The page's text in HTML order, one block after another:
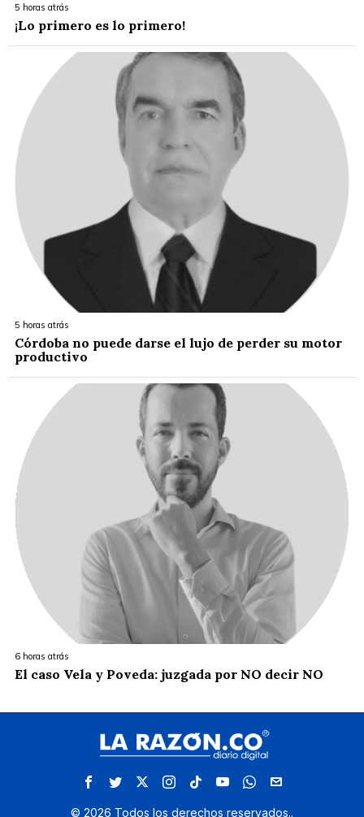
5 horas atrás
¡Lo primero es lo primero!
5 horas atrás
Córdoba no puede darse el lujo de perder su motor
productivo
6 horas atrás
El caso Vela y Poveda: juzgada por NO decir NO
© 2026 Todos los derechos reservados..